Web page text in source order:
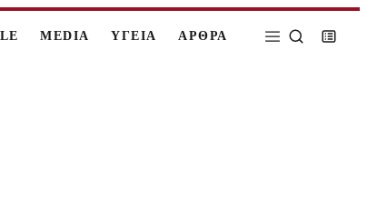
MEDIA ΥΓΕΙΑ ΑΡΘΡΑ